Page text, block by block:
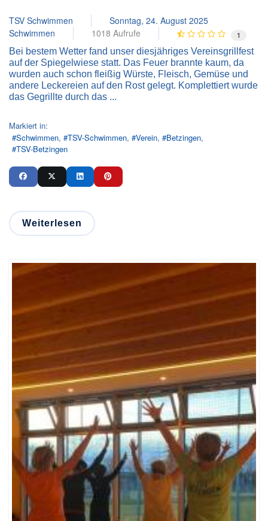
TSV Schwimmen
Sonntag, 24. August 2025
Schwimmen
1018 Aufrufe 1
Bei bestem Wetter fand unser diesjähriges Vereinsgrillfest
auf der Spiegelwiese statt. Das Feuer brannte kaum, da
wurden auch schon fleißig Würste, Fleisch, Gemüse und
andere Leckereien auf den Rost gelegt. Komplettiert wurde
das Gegrillte durch das ...
Markiert in:
Schwimmen
TSV-Schwimmen Verein
Betzingen
TSV-Betzingen
Weiterlesen